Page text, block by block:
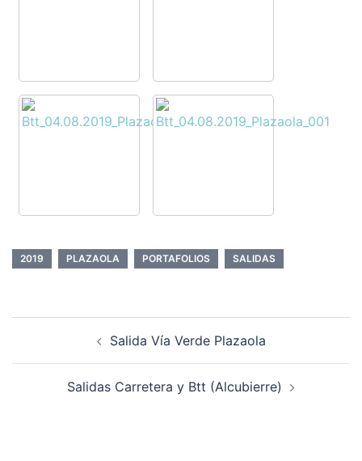
2019 PLAZAOLA PORTAFOLIOS SALIDAS
Salida Vía Verde Plazaola
Salidas Carretera y Btt (Alcubierre)